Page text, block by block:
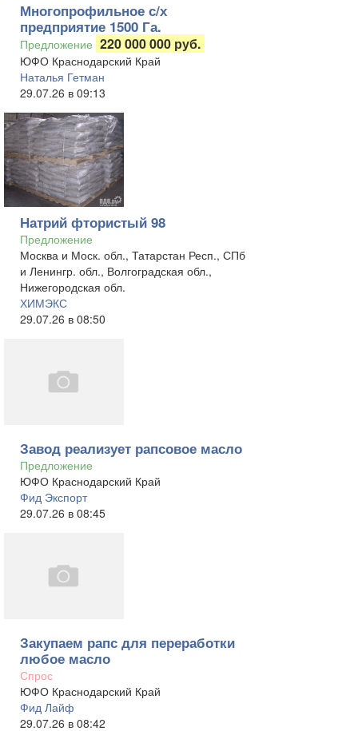
Многопрофильное с/х
предприятие 1500 Га.
Предложение 220 000 000 руб.
ЮФО Краснодарский Край
Наталья Гетман
29.07.26 в 09:13
Натрий фтористый 98
Предложение
Москва и Моск. обл., Татарстан Респ., СПб
и Ленингр. обл., Волгоградская обл.,
Нижегородская обл.
ХИМЭКС
29.07.26 в 08:50
Завод реализует рапсовое масло
Предложение
ЮФО Краснодарский Край
Фид Экспорт
29.07.26 в 08:45
Закупаем рапс для переработки
любое масло
Спрос
ЮФО Краснодарский Край
Фид Лайф
29.07.26 в 08:42